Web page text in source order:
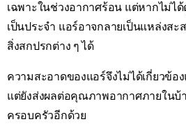
เฉพาะในช่วงอากาศร้อน แต่หากไม่ไ
เป็นประจำ แอร์อาจกลายเป็นแหล่งส
สิ่งสกปรกต่าง ๆ ได้
ความสะอาดของแอร์จึงไม่ได้เกี่ยวข้อ
แต่ยังส่งผลต่อคุณภาพอากาศภายใน
ครอบครัวอีกด้วย